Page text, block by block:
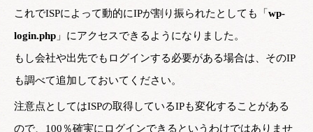
これでISPによって動的にIPが割り振られたとしても「 wp-
login.php 」にアクセスできるようになりました。
もし会社や出先でもログインする必要がある場合は、そのIP
も調べて追加しておいてください。
注意点としてはISPの取得しているIPも変化することがある
ので、100％確実にログインできるというわけではありませ